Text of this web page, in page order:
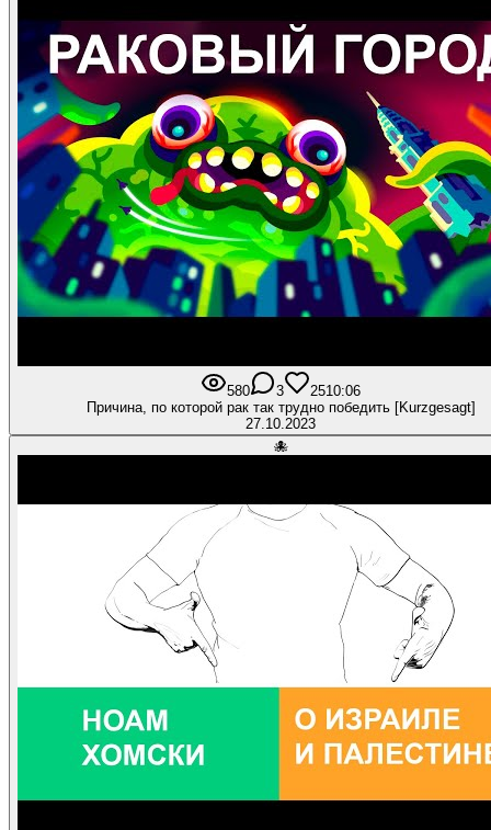
580 3 2510:06
Причина, по которой рак так трудно победить [Kurzgesagt]
27.10.2023
🐙